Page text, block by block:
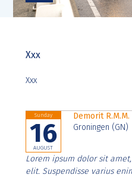
Xxx
Xxx
Sunday
16
AUGUST
Demorit
Groningen (GN)
Lorem ipsum dolor sit
elit. Suspendisse varius